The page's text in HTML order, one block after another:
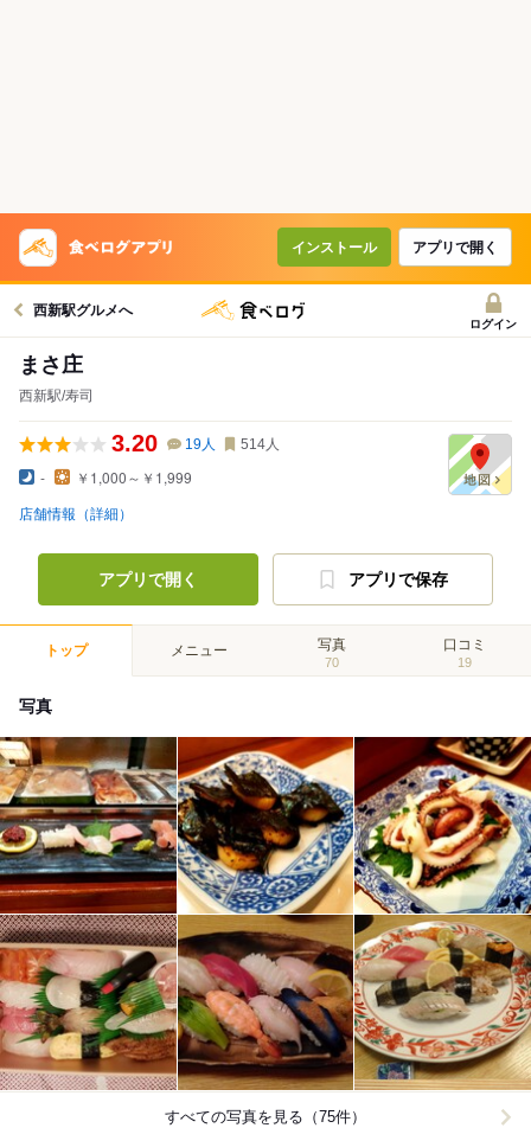
インストール アプリで開く
西新駅グルメへ
ログイン
まさ庄
西新駅/寿司
3.20 19人 514人
- ￥1,000～￥1,999
店舗情報（詳細）
アプリで開く アプリで保存
トップ メニュー 写真
70
口コミ
19
写真
すべての写真を見る（75件）